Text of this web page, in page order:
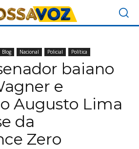
Blog Nacional Policial Política
baiano
e
Augusto Lima
da
Zero